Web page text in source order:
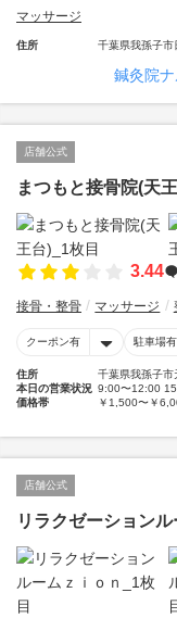
マッサージ
住所 千葉県我孫子市
鍼灸院
店舗公式
まつもと接骨院(天
3.44
接骨・整骨 マッサージ
クーポン有 駐車場有
住所
千葉県我孫子
本日の営業状況 9:00〜12:00
価格帯
￥1,500〜￥
店舗公式
リラクゼーションル